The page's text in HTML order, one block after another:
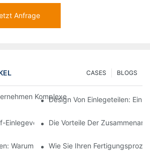
Anfrage
BLOGS
CASES
Komplexe Designanforderungen
Design Von Einlegeteilen: Ein
Einlegeverfahren Für Hochpräzise
Die Vorteile Der
Warum Es Die Beste Wahl Für Langlebige
Wie Sie Ihren